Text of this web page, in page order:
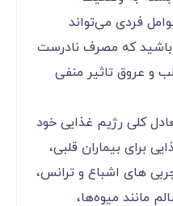
فردی می‌تواند
باشید که مصرف نادرست
و عروق تاثیر منفی
کلی رژیم غذایی خود
برای بیماران قلبی،
های اشباع و ترانس،
مانند میوه‌ها،